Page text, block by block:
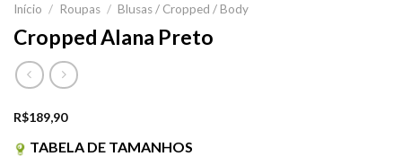
Início / Roupas / Blusas / Cropped / Body
Cropped Alana Preto
R$189,90
TABELA DE TAMANHOS